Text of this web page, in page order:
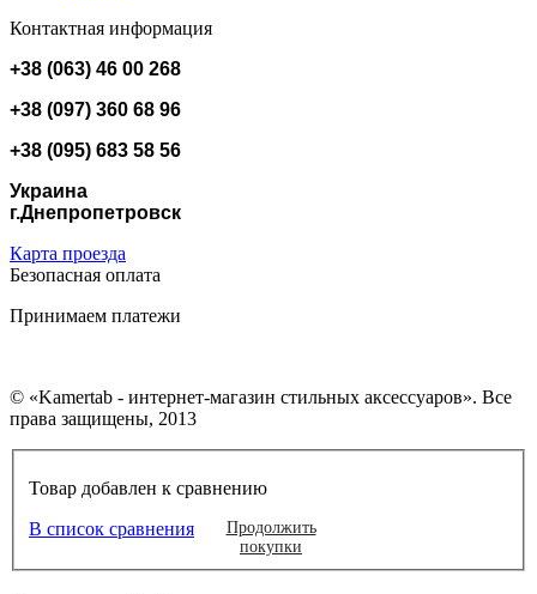
Контактная информация
+38 (063) 46 00 268
+38 (097) 360 68 96
+38 (095) 683 58 56
Украина
г.Днепропетровск
Карта проезда
Безопасная оплата
Принимаем платежи
© «Kamertab - интернет-магазин стильных аксессуаров». Все
права защищены, 2013
Товар добавлен к сравнению
В список сравнения
Продолжить
покупки